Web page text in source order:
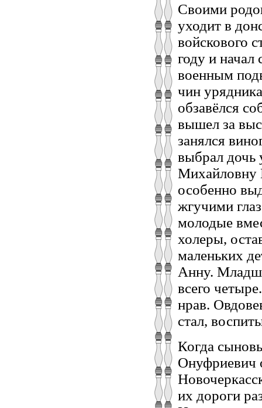
Своими
уходит в
войскового
году и
военным
чин
обзавёлся
вышел за
занялся
выбрал дочь
Михайловну
особенно
жгучими
молодые
холеры,
маленьких
Анну.
всего
нрав.
стал,
Когда
Онуфриевич
их дороги